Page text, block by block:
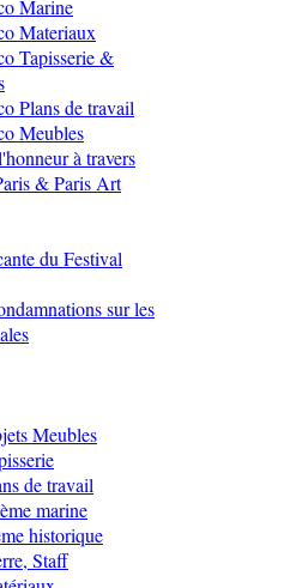
Marine
Materiaux
Tapisserie &
Plans de travail
Meubles
à travers
& Paris Art
du Festival
sur les
Meubles
de travail
marine
historique
Staff